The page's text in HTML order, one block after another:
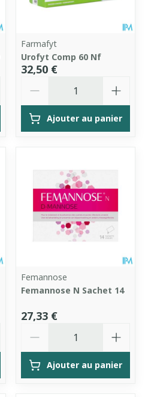
Farmafyt
Urofyt Comp 60 Nf
32,50 €
Ajouter au panier
Femannose
Femannose N Sachet 14
27,33 €
Ajouter au panier